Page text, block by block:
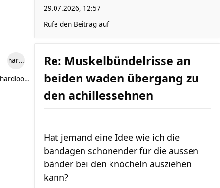
29.07.2026, 12:57
Rufe den Beitrag auf
hardlooper
hardlooper
Re: Muskelbündelrisse an
beiden waden übergang zu
den achillessehnen
Hat jemand eine Idee wie ich die
bandagen schonender für die aussen
bänder bei den knöcheln ausziehen
kann?